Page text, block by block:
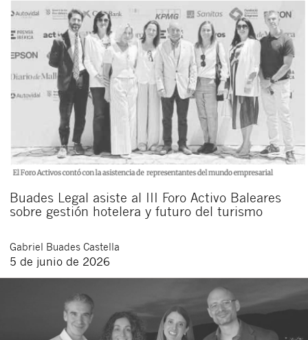
Buades Legal asiste al III Foro Activo Baleares
sobre gestión hotelera y futuro del turismo
Gabriel Buades Castella
5 de junio de 2026